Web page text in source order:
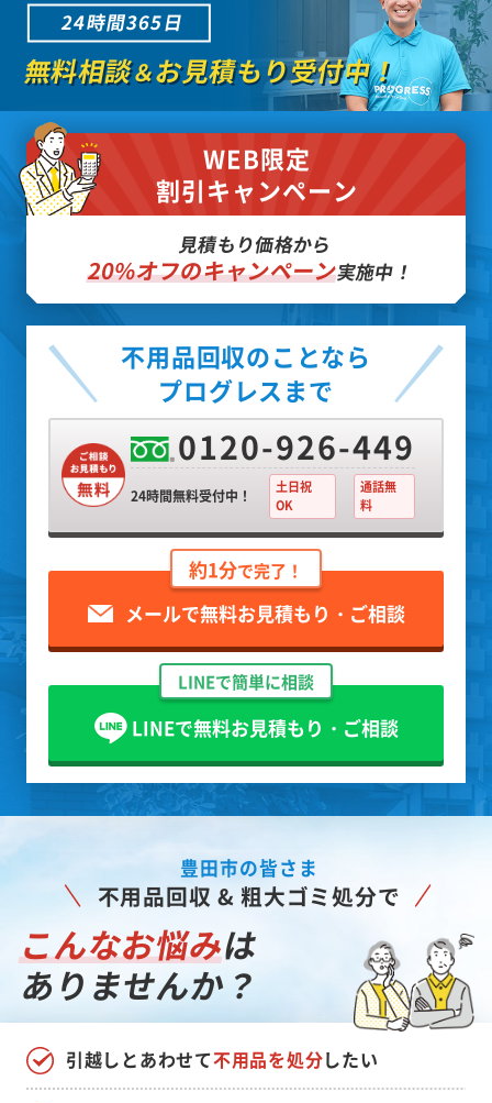
24時間365日
無料相談＆お見積もり受付中！
WEB限定
割引キャンペーン
見積もり価格から
20%オフのキャンペーン実施中！
不用品回収のことなら
プログレスまで
0120-926-449
24時間無料受付中！
土日祝
OK
通話無
料
約1分で完了！
メールで無料お見積もり・ご相談
LINEで簡単に相談
LINEで無料お見積もり・ご相談
豊田市の皆さま
不用品回収 & 粗大ゴミ処分で
こんなお悩みは
ありませんか？
引越しとあわせて不用品を処分したい